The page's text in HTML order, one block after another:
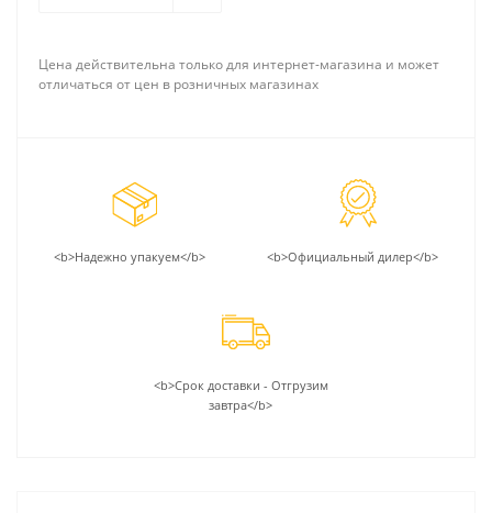
Цена действительна только для интернет-магазина и может
отличаться от цен в розничных магазинах
<b>Надежно упакуем</b> <b>Официальный дилер</b>
<b>Срок доставки - Отгрузим
завтра</b>